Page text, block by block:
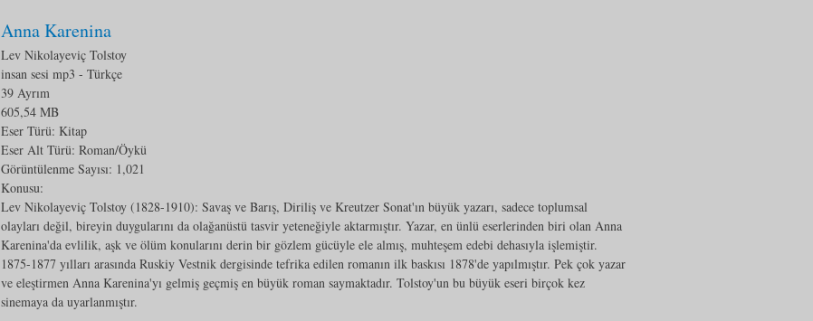
Anna Karenina
Lev Nikolayeviç Tolstoy
insan sesi mp3 - Türkçe
39 Ayrım
605,54 MB
Eser Türü: Kitap
Eser Alt Türü: Roman/Öykü
Görüntülenme Sayısı: 1,021
Konusu:
Lev Nikolayeviç Tolstoy (1828-1910): Savaş ve Barış, Diriliş ve Kreutzer Sonat'ın büyük yazarı, sadece toplumsal
olayları değil, bireyin duygularını da olağanüstü tasvir yeteneğiyle aktarmıştır. Yazar, en ünlü eserlerinden biri olan Anna
Karenina'da evlilik, aşk ve ölüm konularını derin bir gözlem gücüyle ele almış, muhteşem edebi dehasıyla işlemiştir.
1875-1877 yılları arasında Ruskiy Vestnik dergisinde tefrika edilen romanın ilk baskısı 1878'de yapılmıştır. Pek çok yazar
ve eleştirmen Anna Karenina'yı gelmiş geçmiş en büyük roman saymaktadır. Tolstoy'un bu büyük eseri birçok kez
sinemaya da uyarlanmıştır.